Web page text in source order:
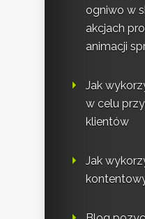
ogniwo w
akcjach
animacji
Jak
w celu
klientów
Jak